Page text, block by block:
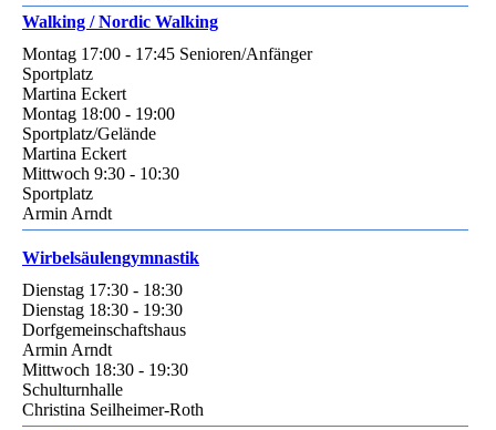
Walking / Nordic Walking
Montag 17:00 - 17:45 Senioren/Anfänger
Sportplatz
Martina Eckert
Montag 18:00 - 19:00
Sportplatz/Gelände
Martina Eckert
Mittwoch 9:30 - 10:30
Sportplatz
Armin Arndt
Wirbelsäulengymnastik
Dienstag 17:30 - 18:30
Dienstag 18:30 - 19:30
Dorfgemeinschaftshaus
Armin Arndt
Mittwoch 18:30 - 19:30
Schulturnhalle
Christina Seilheimer-Roth